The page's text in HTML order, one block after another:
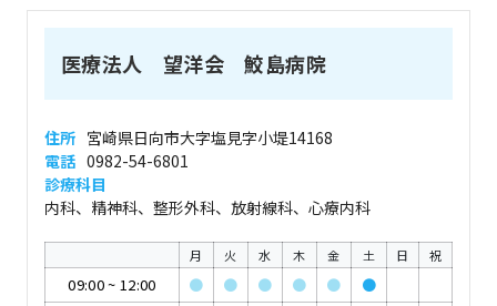
医療法人 望洋会 鮫島病院
住所 宮崎県日向市大字塩見字小堤14168
電話 0982-54-6801
診療科目
内科、精神科、整形外科、放射線科、心療内科
月 火 水 木 金 土 日 祝
09:00~ 12:00 ● ● ● ● ●
●